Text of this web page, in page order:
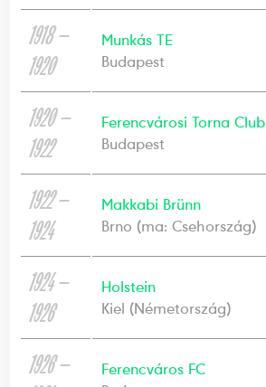
1918 —
1920
Munkás TE
Budapest
1920 —
1922
Ferencvárosi Torna Club
Budapest
1922 —
1924
Makkabi Brünn
Brno (ma: Csehország)
1924 —
1926
Holstein
Kiel (Németország)
1926 —
Ferencváros FC